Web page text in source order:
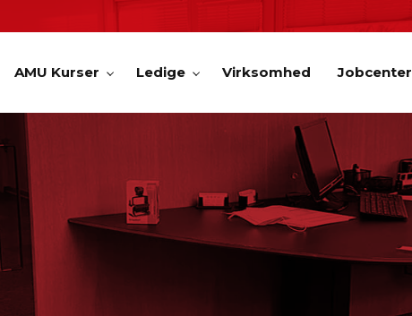
AMU Kurser Ledige Virksomhed Jobcenter